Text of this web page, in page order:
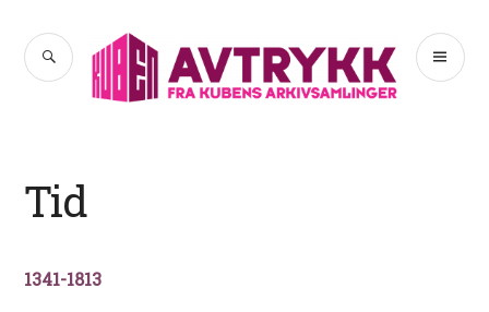
innhold
Avtrykk
SØK
Tid
1341-1813